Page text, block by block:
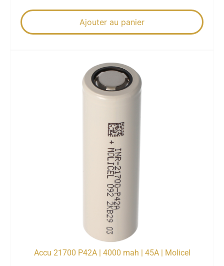
Ajouter au panier
Accu 21700 P42A | 4000 mah | 45A | Molicel